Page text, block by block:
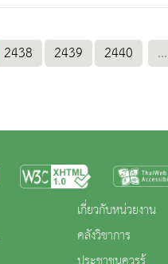
2438 2439 2440 ...
เกี่ยวกับหน่วยงาน
คลังวิชาการ